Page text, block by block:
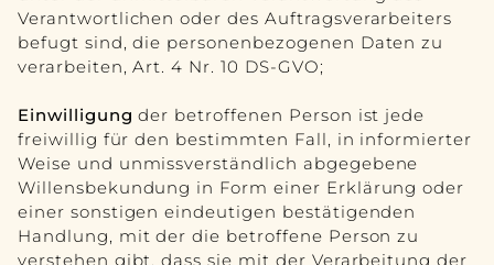
Verantwortlichen oder des Auftragsverarbeiters
befugt sind, die personenbezogenen Daten zu
verarbeiten, Art. 4 Nr. 10 DS-GVO;
Einwilligungder betroffenen Person ist jede
freiwillig für den bestimmten Fall, in informierter
Weise und unmissverständlich abgegebene
Willensbekundung in Form einer Erklärung oder
einer sonstigen eindeutigen bestätigenden
Handlung, mit der die betroffene Person zu
verstehen gibt, dass sie mit der Verarbeitung der